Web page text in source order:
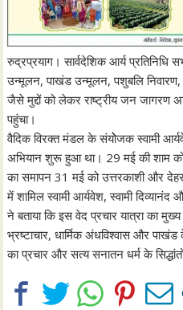
रुद्रप्रयाग। सार्वदेशिक आर्य प्रतिनिधि
उन्मूलन, पाखंड उन्मूलन, पशुबलि निवारण,
जैसे मुद्दों को लेकर राष्ट्रीय जन जागरण
पहुंचा।
वैदिक विरक्त मंडल के संयोेजक स्वामी
अभियान शुरू हुआ था। 29 मई की शाम को
का समापन 31 मई को उत्तरकाशी और
में शामिल स्वामी आर्यवेश, स्वामी
ने बताया कि इस वेद प्रचार यात्रा का
भ्रष्टाचार, धार्मिक अंधविश्वास और
का प्रचार और सत्य सनातन धर्म के